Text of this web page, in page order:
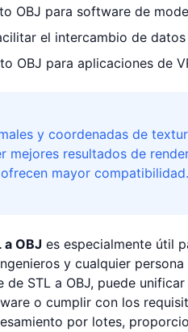
OBJ para software de
el intercambio de
OBJ para aplicaciones de
y coordenadas de
resultados de
mayor
OBJ es especialmente útil
y cualquier
STL a OBJ, puede
o cumplir con los
por lotes,